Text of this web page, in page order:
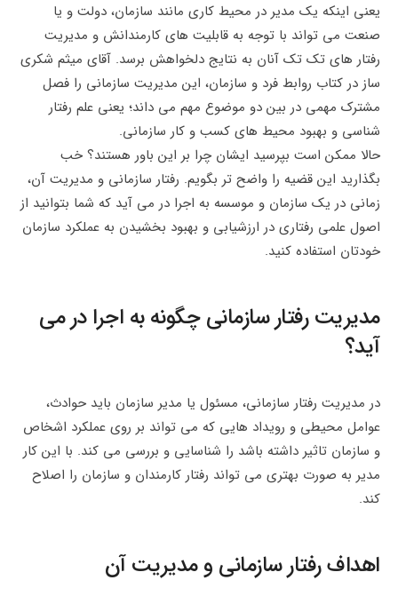
یعنی اینکه یک مدیر در محیط کاری مانند سازمان، دولت و یا
صنعت می تواند با توجه به قابلیت های کارمندانش و مدیریت
رفتار های تک تک آنان به نتایج دلخواهش برسد. آقای میثم شکری
ساز در کتاب روابط فرد و سازمان، این مدیریت سازمانی را فصل
مشترک مهمی در بین دو موضوع مهم می داند؛ یعنی علم رفتار
شناسی و بهبود محیط های کسب و کار سازمانی.
حالا ممکن است بپرسید ایشان چرا بر این باور هستند؟ خب
بگذارید این قضیه را واضح تر بگویم. رفتار سازمانی و مدیریت آن،
زمانی در یک سازمان و موسسه به اجرا در می آید که شما بتوانید از
اصول علمی رفتاری در ارزشیابی و بهبود بخشیدن به عملکرد سازمان
خودتان استفاده کنید.
مدیریت رفتار سازمانی چگونه به اجرا در می
آید؟
در مدیریت رفتار سازمانی، مسئول یا مدیر سازمان باید حوادث،
عوامل محیطی و رویداد هایی که می تواند بر روی عملکرد اشخاص
و سازمان تاثیر داشته باشد را شناسایی و بررسی می کند. با این کار
مدیر به صورت بهتری می تواند رفتار کارمندان و سازمان را اصلاح
کند.
اهداف رفتار سازمانی و مدیریت آن